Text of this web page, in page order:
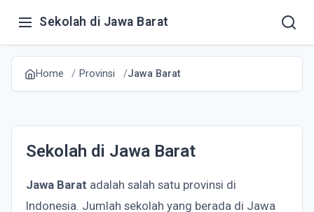
Sekolah di Jawa Barat
Home Provinsi Jawa Barat
Sekolah di Jawa Barat
Jawa Barat adalah salah satu provinsi di
Indonesia. Jumlah sekolah yang berada di Jawa